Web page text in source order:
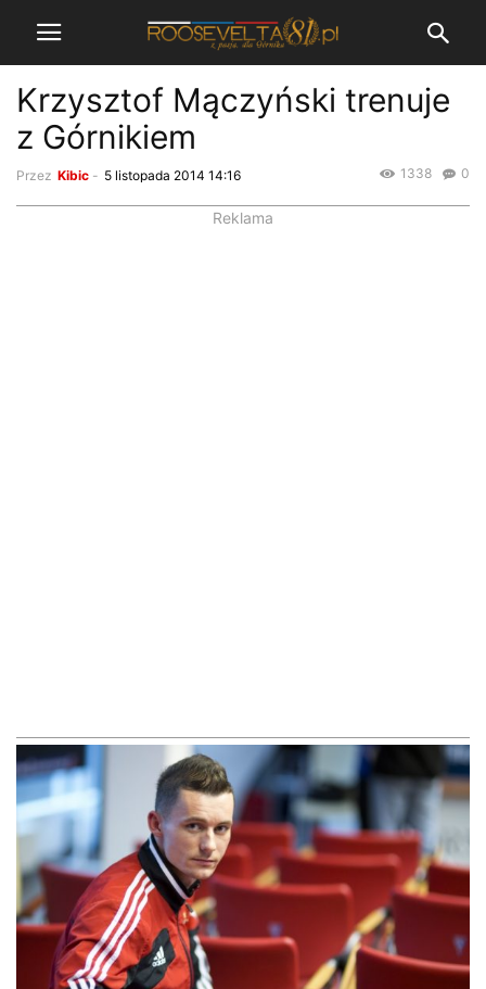
Krzysztof Mączyński trenuje
z Górnikiem
Przez Kibic - 5 listopada 2014 14:16 0
1338